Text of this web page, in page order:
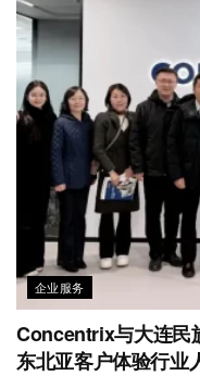
企业服务
Concentrix与大连民
东北亚客户体验行业